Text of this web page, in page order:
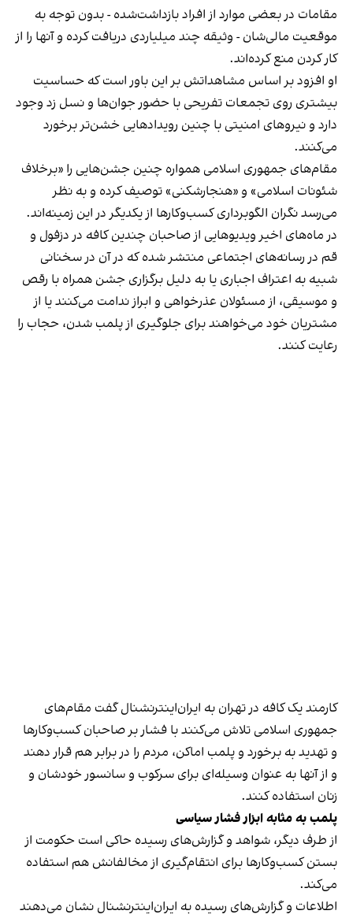
مقامات در بعضی موارد از افراد بازداشت‌‌شده - بدون توجه به
موقعیت مالی‌شان - وثیقه چند میلیاردی دریافت کرده و آنها را از
کار کردن منع کرده‌اند.
او افزود بر اساس مشاهداتش بر این باور است که حساسیت
بیشتری روی تجمعات تفریحی با حضور جوان‌ها و نسل زد وجود
دارد و نیروهای امنیتی با چنین رویدادهایی خشن‌تر برخورد
می‌کنند.
مقام‌های جمهوری اسلامی همواره چنین جشن‌هایی را «برخلاف
شئونات اسلامی» و «هنجارشکنی» توصیف کرده و به نظر
می‌رسد نگران الگوبرداری کسب‌وکارها از یکدیگر در این زمینه‌اند.
در ماه‌های اخیر ویدیوهایی از صاحبان چندین کافه در دزفول و
قم در رسانه‌های اجتماعی منتشر شده که در آن در سخنانی
شبیه به اعتراف اجباری یا به دلیل برگزاری جشن همراه با رقص
و موسیقی، از مسئولان عذرخواهی و ابراز ندامت می‌کنند یا از
مشتریان خود می‌خواهند برای جلوگیری از پلمب شدن، حجاب را
رعایت کنند.
کارمند یک کافه در تهران به ایران‌اینترنشنال گفت مقام‌های
جمهوری اسلامی تلاش می‌کنند با فشار بر صاحبان کسب‌وکارها
و تهدید به برخورد و پلمب اماکن، مردم را در برابر هم قرار دهند
و از آنها به عنوان وسیله‌ای برای سرکوب و سانسور خودشان و
زنان استفاده کنند.
پلمب به مثابه ابزار فشار سیاسی
از طرف دیگر، شواهد و گزارش‌های رسیده حاکی است حکومت از
بستن کسب‌وکارها برای انتقام‌گیری از مخالفانش هم استفاده
می‌کند.
اطلاعات و گزارش‌های رسیده به ایران‌اینترنشنال نشان می‌دهند